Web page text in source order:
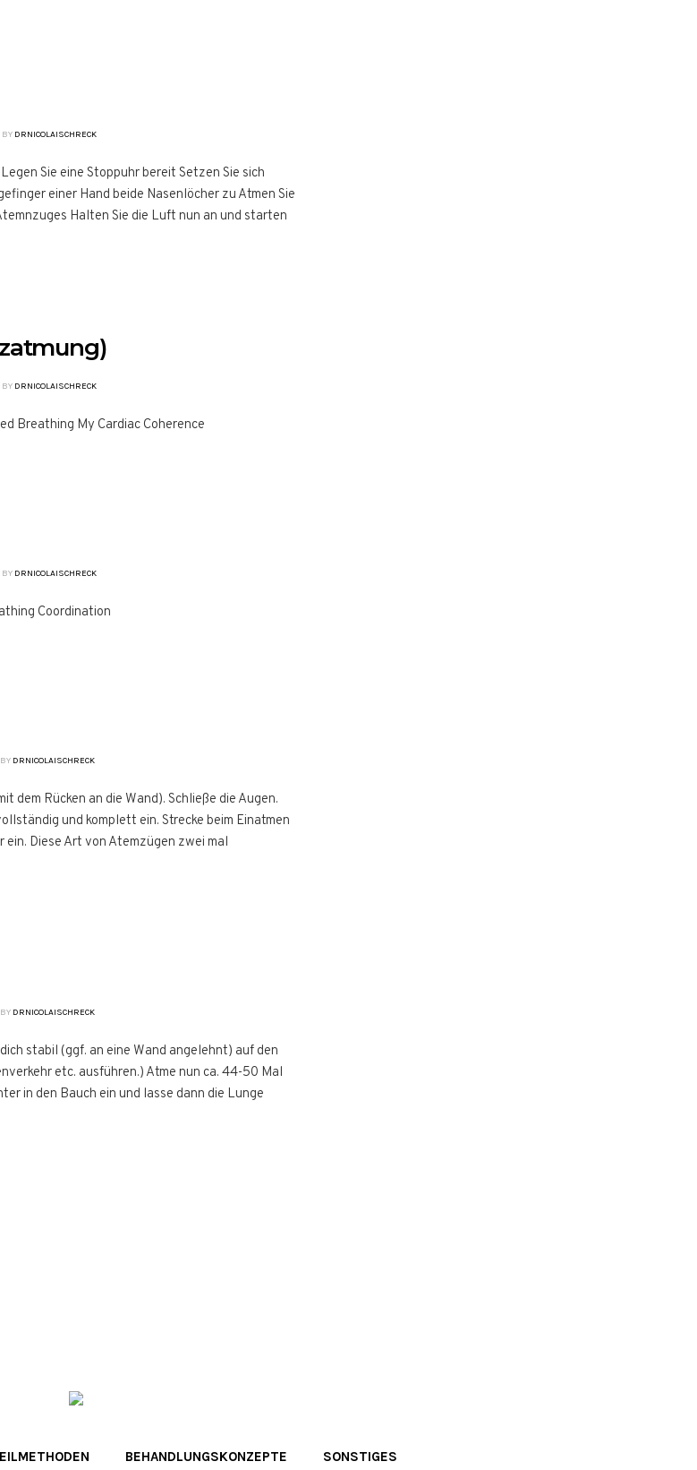
BY DRNICOLAISCHRECK
Sie eine Stoppuhr bereit Setzen Sie sich
einer Hand beide Nasenlöcher zu Atmen Sie
Halten Sie die Luft nun an und starten
BY DRNICOLAISCHRECK
Breathing My Cardiac Coherence
BY DRNICOLAISCHRECK
Coordination
BY DRNICOLAISCHRECK
dem Rücken an die Wand). Schließe die Augen.
und komplett ein. Strecke beim Einatmen
Diese Art von Atemzügen zwei mal
BY DRNICOLAISCHRECK
stabil (ggf. an eine Wand angelehnt) auf den
etc. ausführen.) Atme nun ca. 44-50 Mal
in den Bauch ein und lasse dann die Lunge
BEHANDLUNGSKONZEPTE SONSTIGES